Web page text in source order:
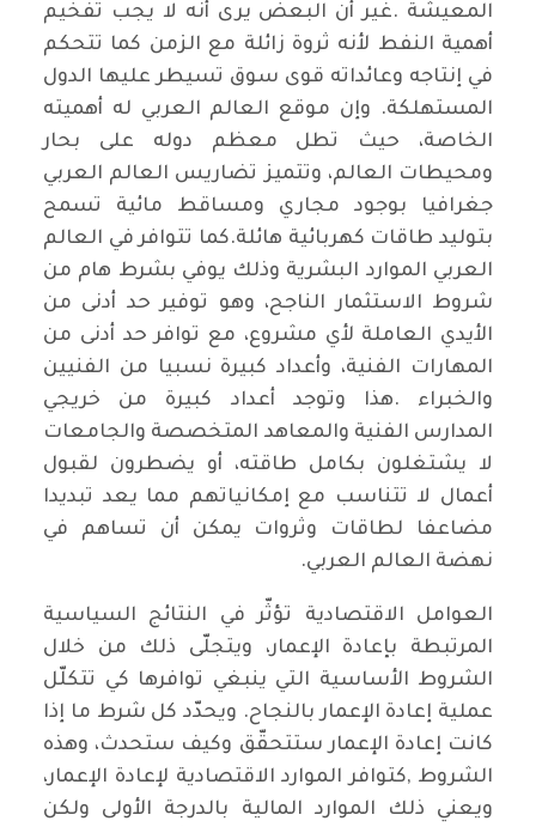
المعيشة .غير أن البعض يرى أنه لا يجب تفخيم
أهمية النفط لأنه ثروة زائلة مع الزمن كما تتحكم
في إنتاجه وعائداته قوى سوق تسيطر عليها الدول
المستهلكة. وإن موقع العالم العربي له أهميته
الخاصة، حيث تطل معظم دوله على بحار
ومحيطات العالم، وتتميز تضاريس العالم العربي
جغرافيا بوجود مجاري ومساقط مائية تسمح
بتوليد طاقات كهربائية هائلة.كما تتوافر في العالم
العربي الموارد البشرية وذلك يوفي بشرط هام من
شروط الاستثمار الناجح، وهو توفير حد أدنى من
الأيدي العاملة لأي مشروع، مع توافر حد أدنى من
المهارات الفنية، وأعداد كبيرة نسبيا من الفنيين
والخبراء .هذا وتوجد أعداد كبيرة من خريجي
المدارس الفنية والمعاهد المتخصصة والجامعات
لا يشتغلون بكامل طاقته، أو يضطرون لقبول
أعمال لا تتناسب مع إمكانياتهم مما يعد تبديدا
مضاعفا لطاقات وثروات يمكن أن تساهم في
نهضة العالم العربي.
العوامل الاقتصادية تؤثّر في النتائج السياسية
المرتبطة بإعادة الإعمار، ويتجلّى ذلك من خلال
الشروط الأساسية التي ينبغي توافرها كي تتكلّل
عملية إعادة الإعمار بالنجاح. ويحدّد كل شرط ما إذا
كانت إعادة الإعمار ستتحقّق وكيف ستحدث، وهذه
الشروط ,كتوافر الموارد الاقتصادية لإعادة الإعمار،
ويعني ذلك الموارد المالية بالدرجة الأولى ولكن